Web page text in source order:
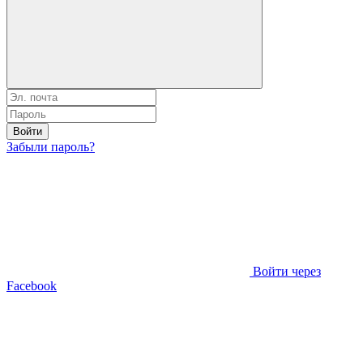
Войти
Забыли пароль?
Войти через
Facebook